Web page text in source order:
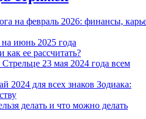
на февраль 2026: финансы,
июнь 2025 года
ее рассчитать?
23 мая 2024 года всем
2024 для всех знаков Зодиака:
делать и что можно делать